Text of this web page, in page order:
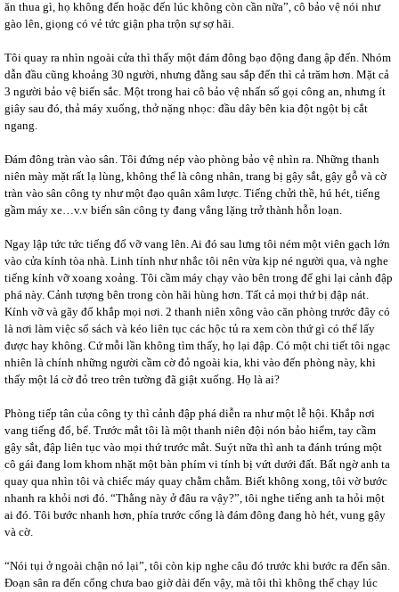
ăn thua gì, họ không đến hoặc đến lúc không còn cần nữa”, cô bảo vệ nói như
gào lên, giọng có vẻ tức giận pha trộn sự sợ hãi.
Tôi quay ra nhìn ngoài cửa thì thấy một đám đông bạo động đang ập đến. Nhóm
dẫn đầu cũng khoảng 30 người, nhưng đằng sau sắp đến thì cả trăm hơn. Mặt cả
3 người bảo vệ biến sắc. Một trong hai cô bảo vệ nhấn số gọi công an, nhưng ít
giây sau đó, thả máy xuống, thở nặng nhọc: đầu dây bên kia đột ngột bị cắt
ngang.
Đám đông tràn vào sân. Tôi đứng nép vào phòng bảo vệ nhìn ra. Những thanh
niên mày mặt rất lạ lùng, không thể là công nhân, trang bị gậy sắt, gậy gỗ và cờ
tràn vào sân công ty như một đạo quân xâm lược. Tiếng chửi thề, hú hét, tiếng
gầm máy xe…v.v biến sân công ty đang vắng lặng trở thành hỗn loạn.
Ngay lập tức tức tiếng đổ vỡ vang lên. Ai đó sau lưng tôi ném một viên gạch lớn
vào cửa kính tòa nhà. Linh tính như nhắc tôi nên vừa kịp né người qua, và nghe
tiếng kính vỡ xoang xoảng. Tôi cầm máy chạy vào bên trong để ghi lại cảnh đập
phá này. Cảnh tượng bên trong còn hãi hùng hơn. Tất cả mọi thứ bị đập nát.
Kính vỡ và gãy đổ khắp mọi nơi. 2 thanh niên xông vào căn phòng trước đây có
là nơi làm việc sổ sách và kéo liên tục các hộc tủ ra xem còn thứ gì có thể lấy
được hay không. Cứ mỗi lần không tìm thấy, họ lại đập. Có một chi tiết tôi ngạc
nhiên là chính những người cầm cờ đỏ ngoài kia, khi vào đến phòng này, khi
thấy một lá cờ đỏ treo trên tường đã giật xuống. Họ là ai?
Phòng tiếp tân của công ty thì cảnh đập phá diễn ra như một lễ hội. Khắp nơi
vang tiếng đổ, bể. Trước mắt tôi là một thanh niên đội nón bảo hiểm, tay cầm
gậy sắt, đập liên tục vào mọi thứ trước mắt. Suýt nữa thì anh ta đánh trúng một
cô gái đang lom khom nhặt một bàn phím vi tính bị vứt dưới đất. Bất ngờ anh ta
quay qua nhìn tôi và chiếc máy quay chằm chằm. Biết không xong, tôi vờ bước
nhanh ra khỏi nơi đó. “Thằng này ở đâu ra vậy?”, tôi nghe tiếng anh ta hỏi một
ai đó. Tôi bước nhanh hơn, phía trước cổng là đám đông đang hò hét, vung gậy
và cờ.
“Nói tụi ở ngoài chận nó lại”, tôi còn kịp nghe câu đó trước khi bước ra đến sân.
Đoạn sân ra đến cổng chưa bao giờ dài đến vậy, mà tôi thì không thể chạy lúc